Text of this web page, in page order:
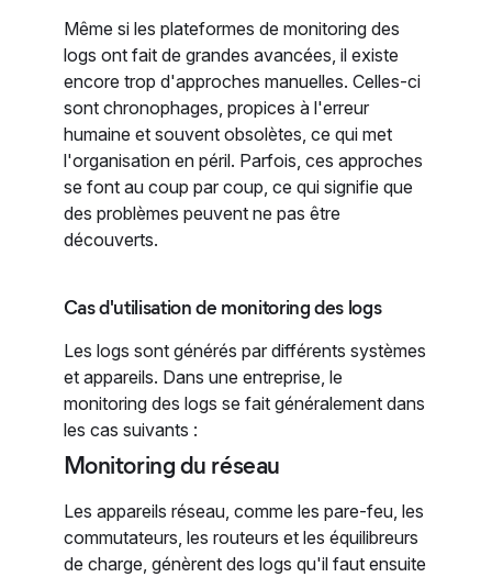
Même si les plateformes de monitoring des
logs ont fait de grandes avancées, il existe
encore trop d'approches manuelles. Celles-ci
sont chronophages, propices à l'erreur
humaine et souvent obsolètes, ce qui met
l'organisation en péril. Parfois, ces approches
se font au coup par coup, ce qui signifie que
des problèmes peuvent ne pas être
découverts.
Cas d'utilisation de monitoring des logs
Les logs sont générés par différents systèmes
et appareils. Dans une entreprise, le
monitoring des logs se fait généralement dans
les cas suivants :
Monitoring du réseau
Les appareils réseau, comme les pare-feu, les
commutateurs, les routeurs et les équilibreurs
de charge, génèrent des logs qu'il faut ensuite